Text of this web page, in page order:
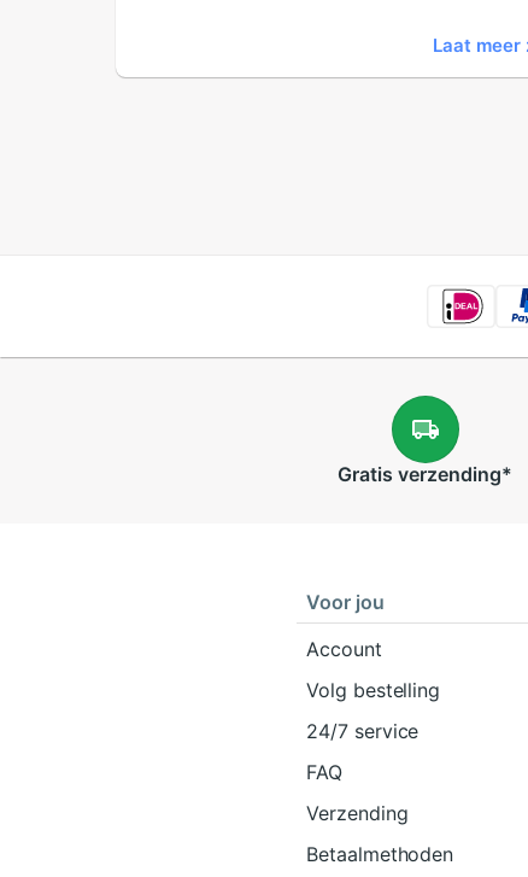
Laat meer
Gratis verzending*
Voor jou
Account
Volg bestelling
24/7 service
FAQ
Verzending
Betaalmethoden